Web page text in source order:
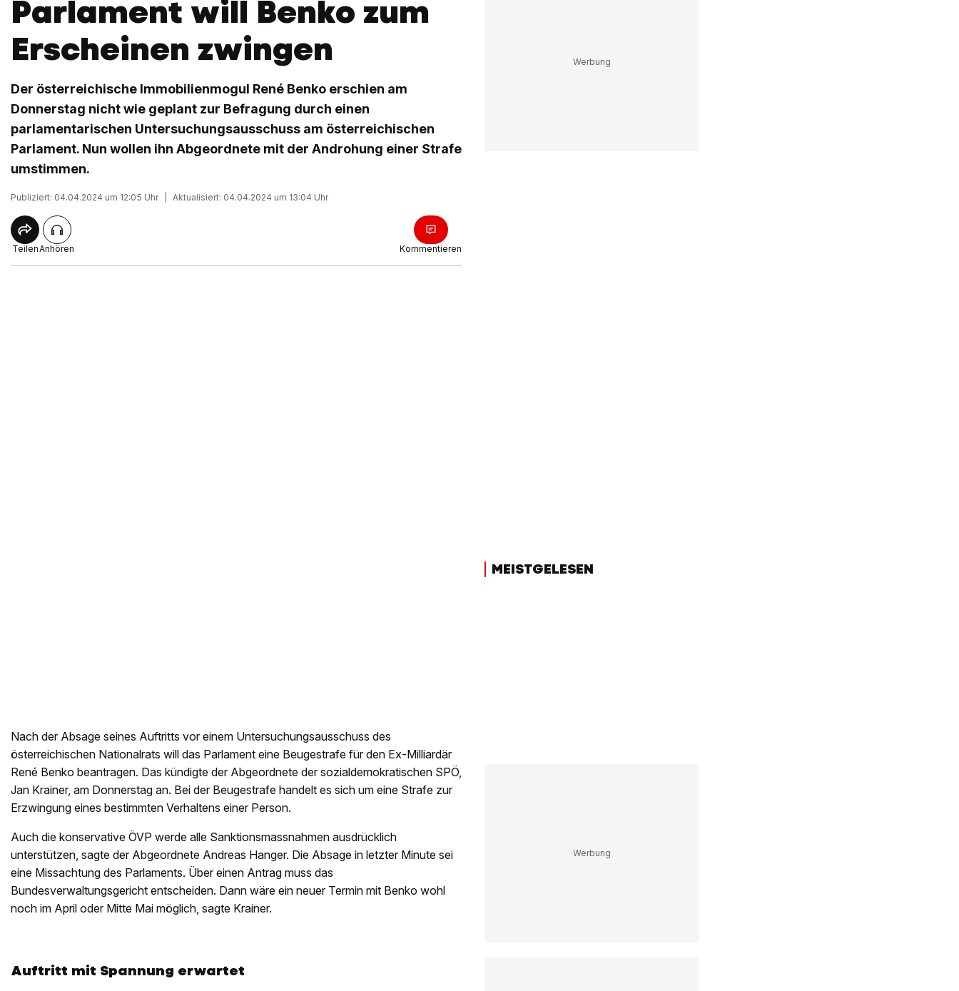
Parlament will Benko zum
Erscheinen zwingen
Der österreichische Immobilienmogul René Benko erschien am
Donnerstag nicht wie geplant zur Befragung durch einen
parlamentarischen Untersuchungsausschuss am österreichischen
Parlament. Nun wollen ihn Abgeordnete mit der Androhung einer Strafe
umstimmen.
Publiziert: 04.04.2024 um 12:05 Uhr Aktualisiert: 04.04.2024 um 13:04 Uhr
TeilenAnhören Kommentieren
Nach der Absage seines Auftritts vor einem Untersuchungsausschuss des
österreichischen Nationalrats will das Parlament eine Beugestrafe für den Ex-Milliardär
René Benko beantragen. Das kündigte der Abgeordnete der sozialdemokratischen SPÖ,
Jan Krainer, am Donnerstag an. Bei der Beugestrafe handelt es sich um eine Strafe zur
Erzwingung eines bestimmten Verhaltens einer Person.
Auch die konservative ÖVP werde alle Sanktionsmassnahmen ausdrücklich
unterstützen, sagte der Abgeordnete Andreas Hanger. Die Absage in letzter Minute sei
eine Missachtung des Parlaments. Über einen Antrag muss das
Bundesverwaltungsgericht entscheiden. Dann wäre ein neuer Termin mit Benko wohl
noch im April oder Mitte Mai möglich, sagte Krainer.
Auftritt mit Spannung erwartet
MEISTGELESEN